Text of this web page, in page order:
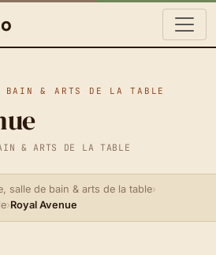
& ARTS DE LA TABLE
& ARTS DE LA TABLE
salle de bain & arts de la table›
›Royal Avenue